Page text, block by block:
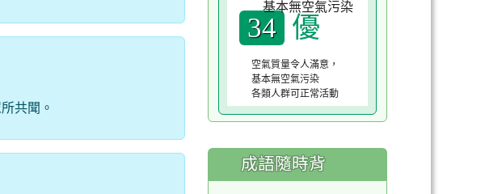
共聞。
34 優
空氣質量令人滿意，
基本無空氣污染
各類人群可正常活動
成語隨時背